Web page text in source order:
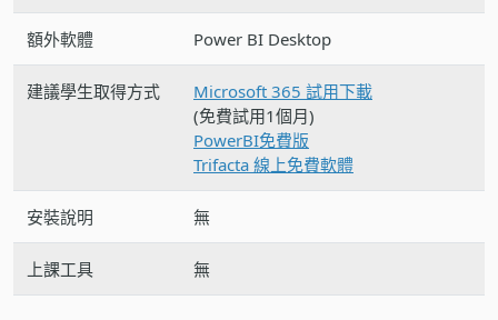
額外軟體 Power BI Desktop
建議學生取得方式
Microsoft 365 試用下載
(免費試用1個月)
PowerBI免費版
Trifacta 線上免費軟體
安裝說明 無
上課工具 無